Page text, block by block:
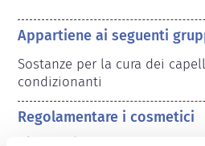
Appartiene ai seguenti
Sostanze per la cura dei
condizionanti
Regolamentare i cosmetici
Gli ingredienti cosmetici sono